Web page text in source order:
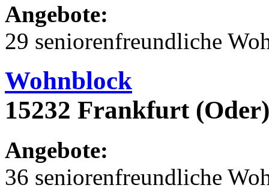
Angebote:
29 seniorenfreundliche
Wohnblock
15232 Frankfurt
Angebote:
36 seniorenfreundliche